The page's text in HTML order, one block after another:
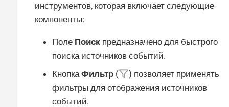
инструментов, которая включает следующие
компоненты:
Поле Поиск предназначено для быстрого
поиска источников событий.
Кнопка Фильтр (
) позволяет применять
фильтры для отображения источников
событий.